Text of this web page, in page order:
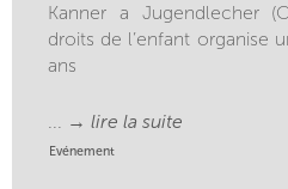
Kanner a Jugendlecher
droits de l’enfant organise
ans
... → lire la suite
Evénement